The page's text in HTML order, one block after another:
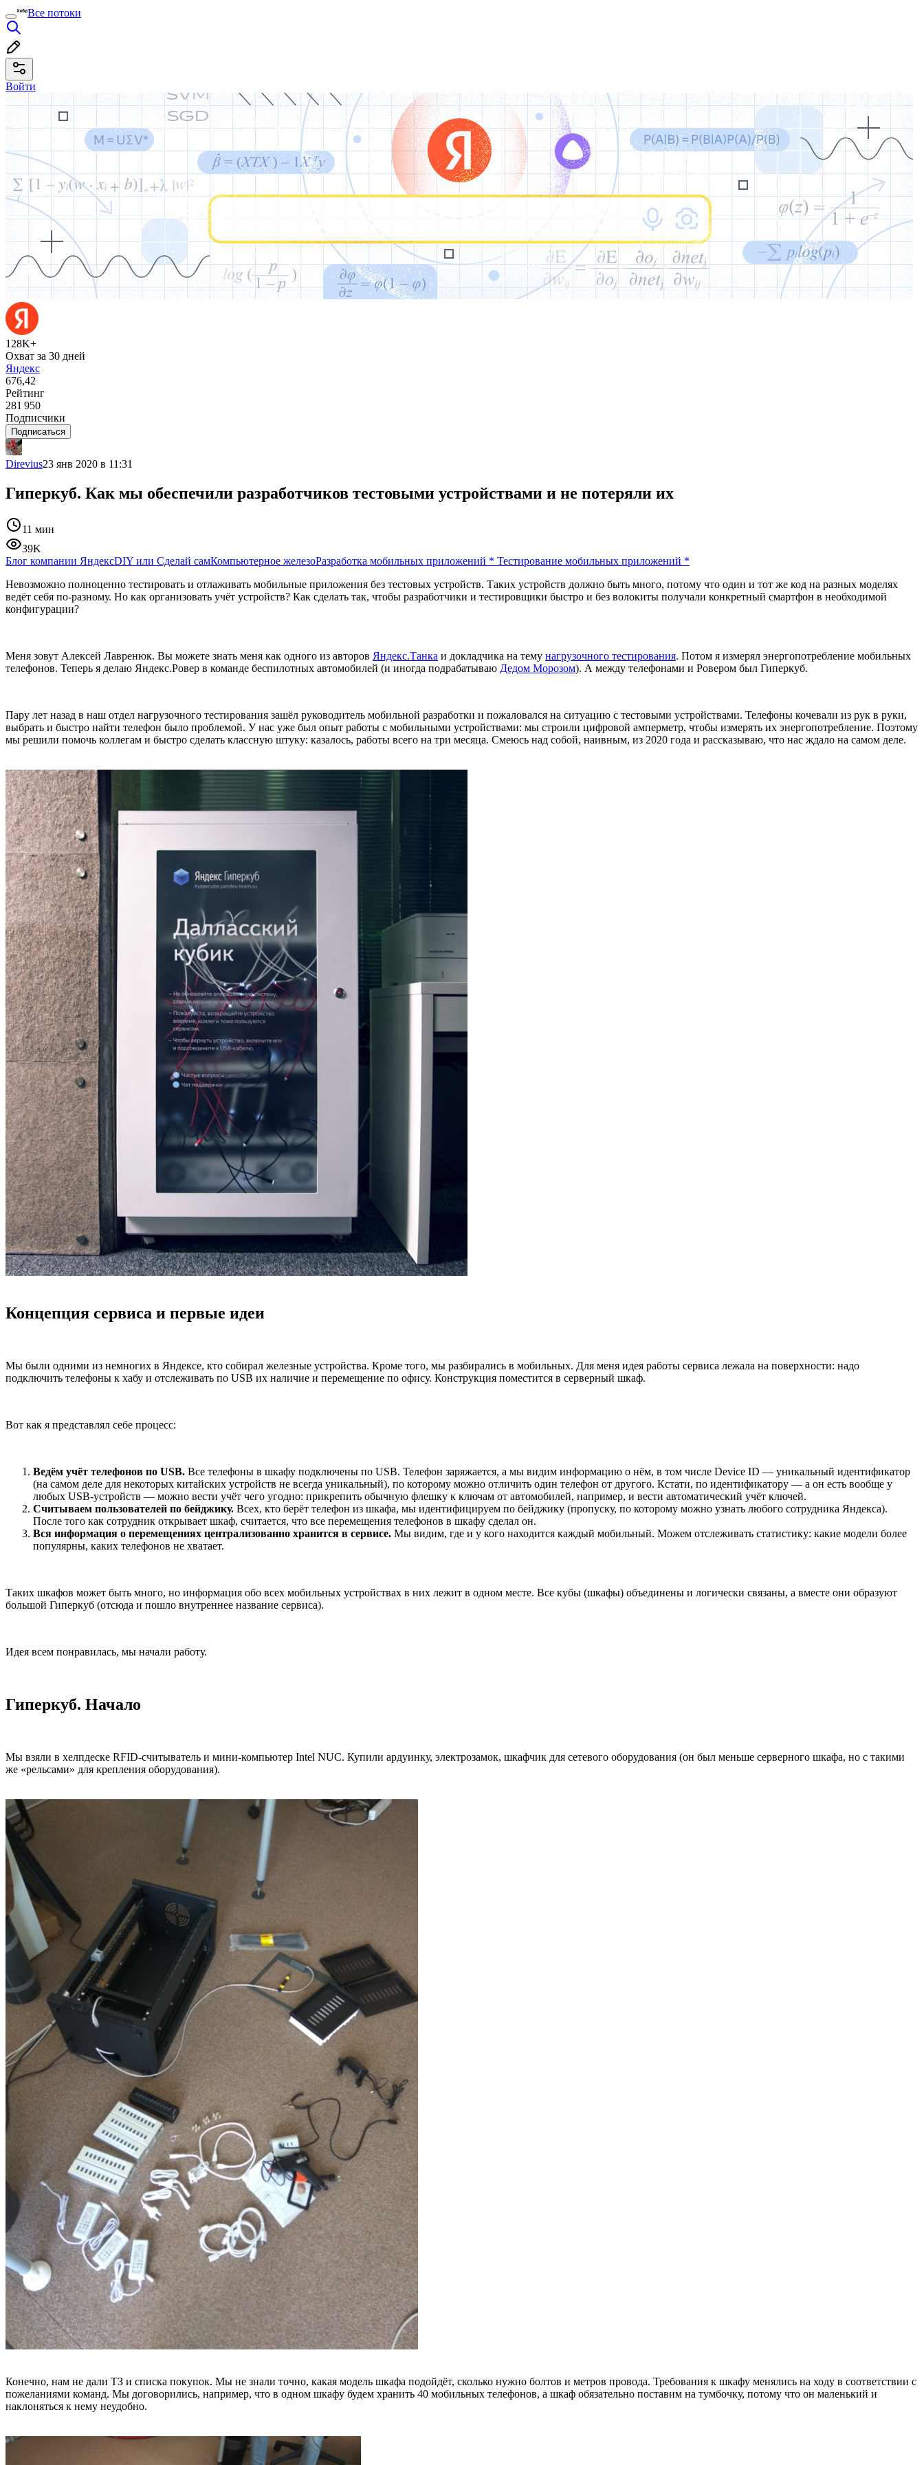
Все потоки
Войти
128K+
Охват за 30 дней
Яндекс
676,42
Рейтинг
281 950
Подписчики
Подписаться
Direvius23 янв 2020 в 11:31
Гиперкуб. Как мы обеспечили разработчиков тестовыми устройствами и не потеряли их
11 мин
39K
Блог компании ЯндексDIY или Сделай самКомпьютерное железоРазработка мобильных приложений * Тестирование мобильных приложений *
Невозможно полноценно тестировать и отлаживать мобильные приложения без тестовых устройств. Таких устройств должно быть много, потому что один и тот же код на разных моделях
ведёт себя по-разному. Но как организовать учёт устройств? Как сделать так, чтобы разработчики и тестировщики быстро и без волокиты получали конкретный смартфон в необходимой
конфигурации?
Меня зовут Алексей Лавренюк. Вы можете знать меня как одного из авторов Яндекс.Танка и докладчика на тему нагрузочного тестирования. Потом я измерял энергопотребление мобильных
телефонов. Теперь я делаю Яндекс.Ровер в команде беспилотных автомобилей (и иногда подрабатываю Дедом Морозом). А между телефонами и Ровером был Гиперкуб.
Пару лет назад в наш отдел нагрузочного тестирования зашёл руководитель мобильной разработки и пожаловался на ситуацию с тестовыми устройствами. Телефоны кочевали из рук в руки,
выбрать и быстро найти телефон было проблемой. У нас уже был опыт работы с мобильными устройствами: мы строили цифровой амперметр, чтобы измерять их энергопотребление. Поэтому
мы решили помочь коллегам и быстро сделать классную штуку: казалось, работы всего на три месяца. Смеюсь над собой, наивным, из 2020 года и рассказываю, что нас ждало на самом деле.
Концепция сервиса и первые идеи
Мы были одними из немногих в Яндексе, кто собирал железные устройства. Кроме того, мы разбирались в мобильных. Для меня идея работы сервиса лежала на поверхности: надо
подключить телефоны к хабу и отслеживать по USB их наличие и перемещение по офису. Конструкция поместится в серверный шкаф.
Вот как я представлял себе процесс:
Ведём учёт телефонов по USB. Все телефоны в шкафу подключены по USB. Телефон заряжается, а мы видим информацию о нём, в том числе Device ID — уникальный идентификатор
(на самом деле для некоторых китайских устройств не всегда уникальный), по которому можно отличить один телефон от другого. Кстати, по идентификатору — а он есть вообще у
любых USB-устройств — можно вести учёт чего угодно: прикрепить обычную флешку к ключам от автомобилей, например, и вести автоматический учёт ключей.
Считываем пользователей по бейджику. Всех, кто берёт телефон из шкафа, мы идентифицируем по бейджику (пропуску, по которому можно узнать любого сотрудника Яндекса).
После того как сотрудник открывает шкаф, считается, что все перемещения телефонов в шкафу сделал он.
Вся информация о перемещениях централизованно хранится в сервисе. Мы видим, где и у кого находится каждый мобильный. Можем отслеживать статистику: какие модели более
популярны, каких телефонов не хватает.
Таких шкафов может быть много, но информация обо всех мобильных устройствах в них лежит в одном месте. Все кубы (шкафы) объединены и логически связаны, а вместе они образуют
большой Гиперкуб (отсюда и пошло внутреннее название сервиса).
Идея всем понравилась, мы начали работу.
Гиперкуб. Начало
Мы взяли в хелпдеске RFID-считыватель и мини-компьютер Intel NUC. Купили ардуинку, электрозамок, шкафчик для сетевого оборудования (он был меньше серверного шкафа, но с такими
же «рельсами» для крепления оборудования).
Конечно, нам не дали ТЗ и списка покупок. Мы не знали точно, какая модель шкафа подойдёт, сколько нужно болтов и метров провода. Требования к шкафу менялись на ходу в соответствии с
пожеланиями команд. Мы договорились, например, что в одном шкафу будем хранить 40 мобильных телефонов, а шкаф обязательно поставим на тумбочку, потому что он маленький и
наклоняться к нему неудобно.